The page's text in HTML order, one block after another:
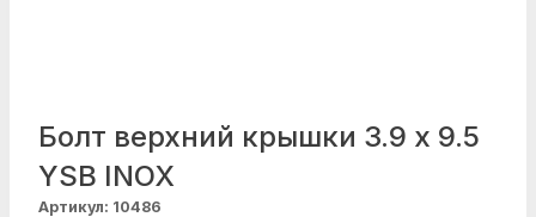
Болт верхний крышки 3.9 x 9.5
YSB INOX
Артикул: 10486